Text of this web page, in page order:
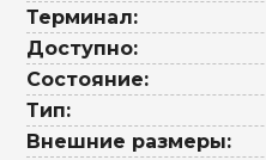
Терминал:
Доступно:
Состояние:
Тип:
Внешние размеры: